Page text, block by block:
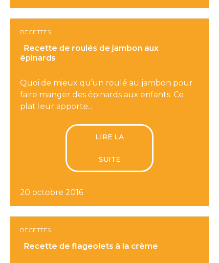
RECETTES
Recette de roulés de jambon aux
épinards
Quoi de mieux qu’un roulé au jambon pour
faire manger des épinards aux enfants. Ce
plat leur apporte...
LIRE LA
SUITE
20 octobre 2016
RECETTES
Recette de flageolets à la crème